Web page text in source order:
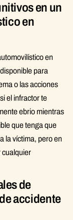
en un
en
en
para
o las acciones
el infractor te
ebrio mientras
que tenga que
la víctima, pero en
cualquier
de
accidente